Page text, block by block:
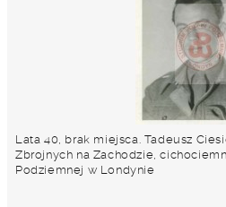
Lata 40, brak miejsca. Tadeusz
Zbrojnych na Zachodzie,
Podziemnej w Londynie